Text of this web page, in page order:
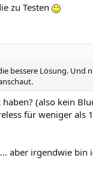
zu Testen
bessere Lösung. Und
(also kein
für weniger als
aber irgendwie